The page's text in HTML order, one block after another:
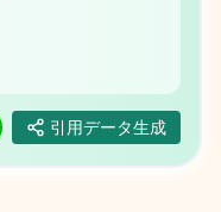
引用データ生成